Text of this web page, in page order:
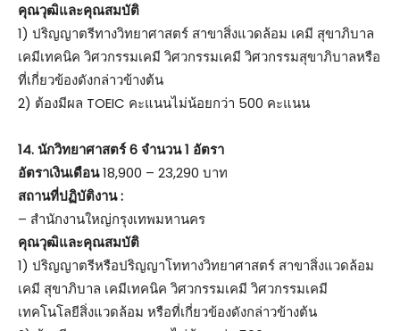
คุณวุฒิและคุณสมบัติ
1) ปริญญาตรีทางวิทยาศาสตร์ สาขาสิ่งแวดล้อม เคมี สุขาภิบาล
เคมีเทคนิค วิศวกรรมเคมี วิศวกรรมเคมี วิศวกรรมสุขาภิบาลหรือ
ที่เกี่ยวข้องดังกล่าวข้างต้น
2) ต้องมีผล TOEIC คะแนนไม่น้อยกว่า 500 คะแนน
14. นักวิทยาศาสตร์ 6 จำนวน 1 อัตรา
อัตราเงินเดือน18,900 – 23,290 บาท
สถานที่ปฏิบัติงาน :
– สำนักงานใหญ่กรุงเทพมหานคร
คุณวุฒิและคุณสมบัติ
1) ปริญญาตรีหรือปริญญาโททางวิทยาศาสตร์ สาขาสิ่งแวดล้อม
เคมี สุขาภิบาล เคมีเทคนิค วิศวกรรมเคมี วิศวกรรมเคมี
เทคโนโลยีสิ่งแวดล้อม หรือที่เกี่ยวข้องดังกล่าวข้างต้น